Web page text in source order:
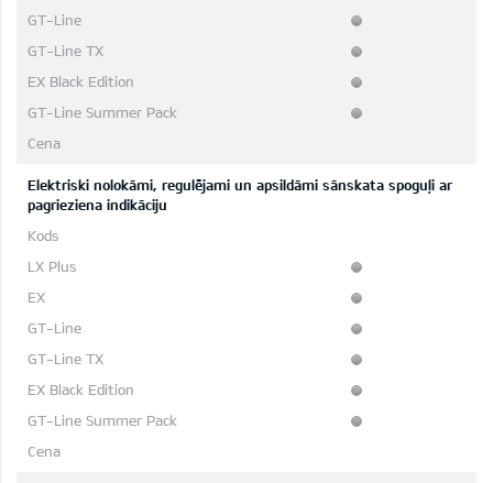
Elektriski nolokāmi, regulējami un apsildāmi sānskata spoguļi ar
pagrieziena indikāciju